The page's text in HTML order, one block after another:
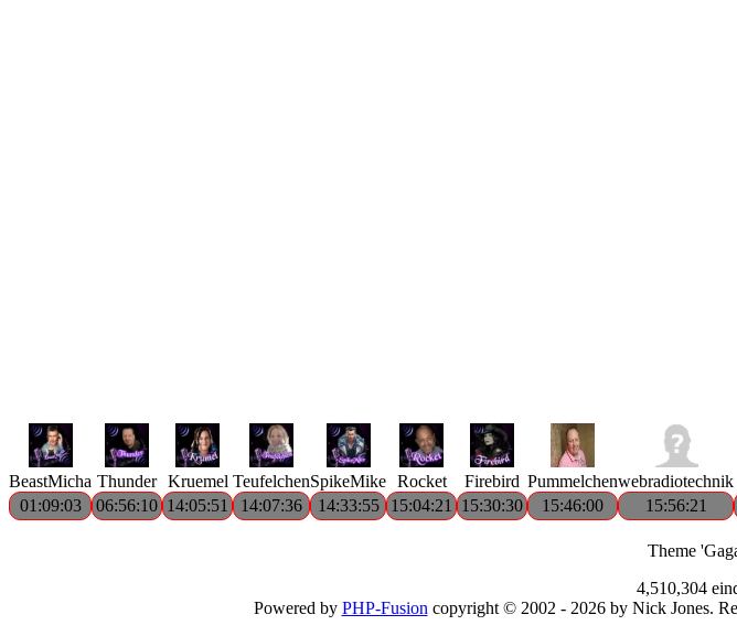
BeastMicha
01:09:03
Thunder
06:56:10
Kruemel
14:05:51
Teufelchen
14:07:36
SpikeMike
14:33:55
Rocket
15:04:21
Firebird
15:30:30
Pummelchen
15:46:00
webradiotechnik
15:56:21
Theme
4,510,304
Powered by PHP-Fusion copyright © 2002 - 2026 by Nick Jones.